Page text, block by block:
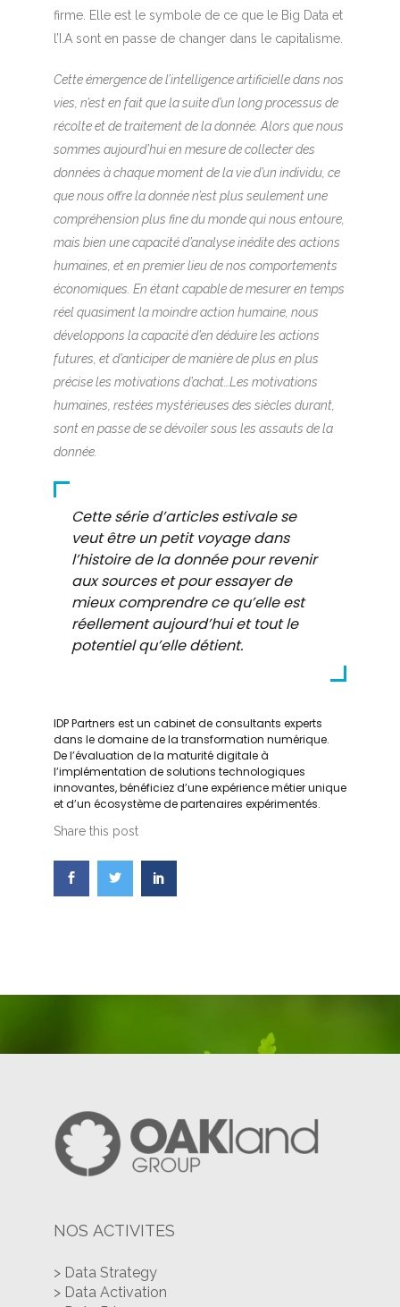
firme. Elle est le symbole de ce que le Big Data et
l’I.A sont en passe de changer dans le capitalisme.
Cette émergence de l’intelligence artificielle dans nos
vies, n’est en fait que la suite d’un long processus de
récolte et de traitement de la donnée. Alors que nous
sommes aujourd’hui en mesure de collecter des
données à chaque moment de la vie d’un individu, ce
que nous offre la donnée n’est plus seulement une
compréhension plus fine du monde qui nous entoure,
mais bien une capacité d’analyse inédite des actions
humaines, et en premier lieu de nos comportements
économiques. En étant capable de mesurer en temps
réel quasiment la moindre action humaine, nous
développons la capacité d’en déduire les actions
futures, et d’anticiper de manière de plus en plus
précise les motivations d’achat…Les motivations
humaines, restées mystérieuses des siècles durant,
sont en passe de se dévoiler sous les assauts de la
donnée.
Cette séried’articlesestivalese
veut être un petit voyage dans
l’histoire de la donnée pour revenir
aux sources et pour essayer de
mieux comprendre ce qu’elle est
réellement aujourd’hui et tout le
potentiel qu’elle détient.
IDP Partners est un cabinet de consultants experts
dans le domaine de la transformation numérique.
De l’évaluation de la maturité digitale à
l’implémentation de solutions technologiques
innovantes, bénéficiez d’une expérience métier unique
et d’un écosystème de partenaires expérimentés.
Share this post
NOS ACTIVITES
> Data Strategy
> Data Activation